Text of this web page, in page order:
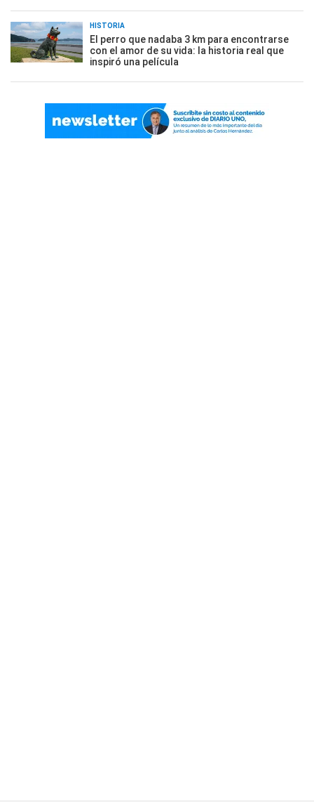
HISTORIA
El perro que nadaba 3 km para encontrarse
con el amor de su vida: la historia real que
inspiró una película